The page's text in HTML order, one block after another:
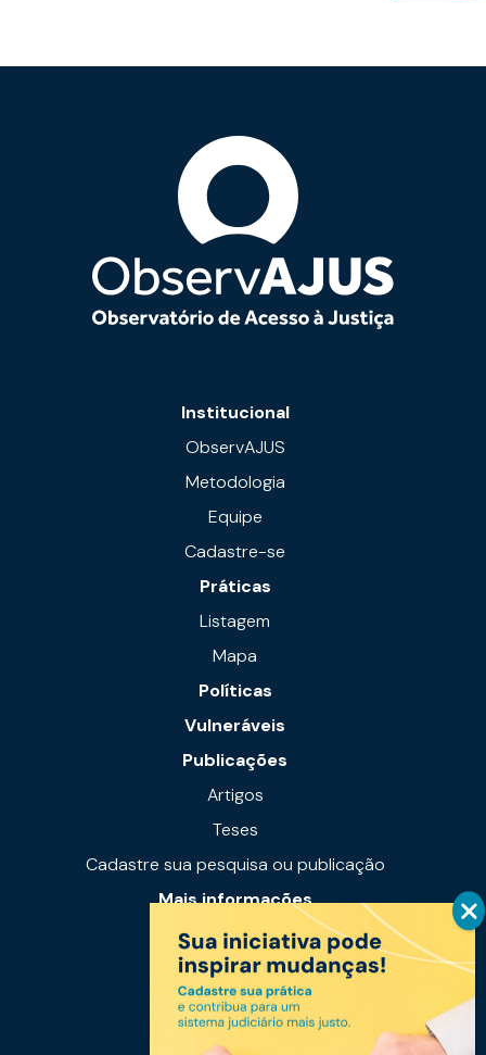
Institucional
ObservAJUS
Metodologia
Equipe
Cadastre-se
Práticas
Listagem
Mapa
Políticas
Vulneráveis
Publicações
Artigos
Teses
Cadastre sua pesquisa ou publicação
Mais informações
Notícias
Links úteis
Fale conosco